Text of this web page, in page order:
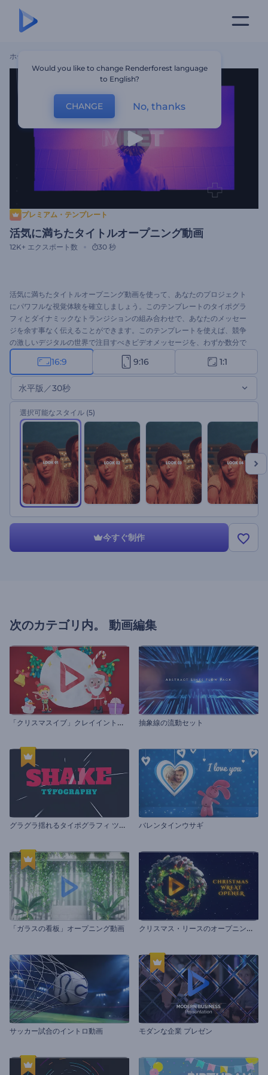
ホーム
プレミアム・テンプレート
活気に満ちたタイトルオープニング動画
12K+ エクスポート数 30 秒
活気に満ちたタイトルオープニング動画を使って、あなたのプロジェクト
にパワフルな視覚体験を確立しましょう。このテンプレートのタイポグラ
フィとダイナミックなトランジションの組み合わせで、あなたのメッセー
ジを余す事なく伝えることができます。このテンプレートを使えば、競争
の激しいデジタルの世界で注目すべきビデオメッセージを、わずか数分で
視聴者と共有することができます。テキストを入力し、メディアファイル
をアップロードし、あなたの好みに合わせてBGMを追加してください。プ
レゼンテーションのオープニング動画、会社紹介動画、スライドショー、
チャンネルのイントロなど、さまざまな用途に最適です。今すぐ試してみ
てください。
16:9 9:16 1:1
水平版／30秒
選択可能なスタイル (5)
今すぐ制作
次のカテゴリ内。 動画編集
「
クリスマスイブ」クレイイントロ動画 抽象線の流動セット
グ
ラグラ揺れるタイポグラフィ ツールキット バレンタインウサギ
「ガラスの看板」オープニング動画 ク
リスマス・リースのオープニング動画
サッカー試合のイントロ動画 モダンな企業 プレゼン
Would you like to change Renderforest language
to English?
CHANGE No, thanks